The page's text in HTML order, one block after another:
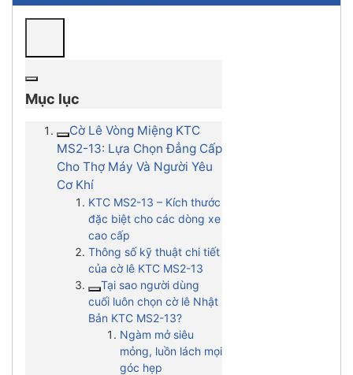
Mục lục
Cờ Lê Vòng Miệng KTC
MS2-13: Lựa Chọn Đẳng Cấp
Cho Thợ Máy Và Người Yêu
Cơ Khí
KTC MS2-13 – Kích thước
đặc biệt cho các dòng xe
cao cấp
Thông số kỹ thuật chi tiết
của cờ lê KTC MS2-13
Tại sao người dùng
cuối luôn chọn cờ lê Nhật
Bản KTC MS2-13?
Ngàm mở siêu
mỏng, luồn lách mọi
góc hẹp